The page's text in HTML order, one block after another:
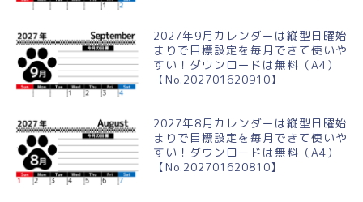
2027年9月カレンダーは縦型日曜始
まりで目標設定を毎月できて使いや
すい！ダウンロードは無料（A4）
【No.202701620910】
2027年8月カレンダーは縦型日曜始
まりで目標設定を毎月できて使いや
すい！ダウンロードは無料（A4）
【No.202701620810】